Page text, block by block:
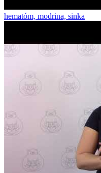
hematóm, modrina, sinka